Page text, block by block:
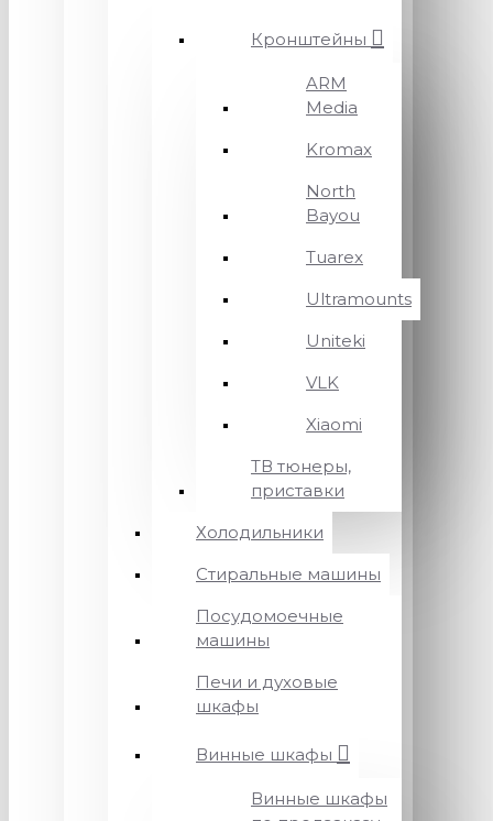
Кронштейны
ARM
Media
Kromax
North
Bayou
Tuarex
Ultramounts
Uniteki
VLK
Xiaomi
ТВ тюнеры,
приставки
Холодильники
Стиральные машины
Посудомоечные
машины
Печи и духовые
шкафы
Винные шкафы
Винные шкафы